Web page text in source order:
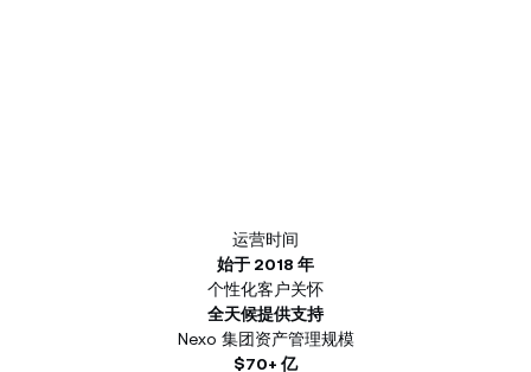
运营时间
始于 2018 年
个性化客户关怀
全天候提供支持
Nexo 集团资产管理规模
$70+ 亿